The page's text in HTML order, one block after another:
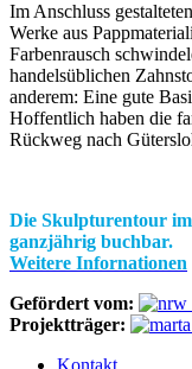
Im Anschluss
Werke aus
Farbenrausch
handelsüblichen
anderem: Eine gute
Hoffentlich haben die
Rückweg nach
Die Skulpturentour
ganzjährig buchbar.
Weitere Infornationen
Gefördert vom:
Projektträger: